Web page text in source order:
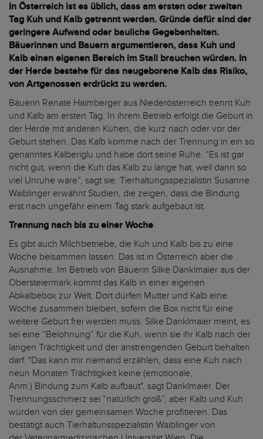
In Österreich ist es üblich, dass am ersten oder zweiten
Tag Kuh und Kalb getrennt werden. Gründe dafür sind der
geringere Aufwand oder bauliche Gegebenheiten.
Bäuerinnen und Bauern argumentieren, dass Kuh und
Kalb einen eigenen Bereich im Stall brauchen würden. In
der Herde bestehe für das neugeborene Kalb das Risiko,
von Artgenossen erdrückt zu werden.
Bäuerin Renate Haimberger aus Niederösterreich trennt Kuh
und Kalb am ersten Tag. In ihrem Betrieb erfolgt die Geburt in
der Herde mit anderen Kühen, die kurz nach oder vor der
Geburt stehen. Das Kalb komme nach der Trennung in ein so
genanntes Kälberiglu und habe dort seine Ruhe. “Es ist gar
nicht gut, wenn die Kuh das Kalb zu lange hat, weil dann so
viel Unruhe wäre”, sagt sie. Tierhaltungsspezialistin Susanne
Waiblinger erwähnt Studien, die zeigen, dass die Bindung
erst nach ungefähr einem Tag stark aufgebaut ist.
Trennung nach bis zu einer Woche
Es gibt auch Milchbetriebe, die Kuh und Kalb bis zu eine
Woche beisammen lassen. Das ist in Österreich aber die
Ausnahme. Im Betrieb von Bäuerin Silke Danklmaier aus der
Obersteiermark kommt das Kalb in einer eigenen
Abkalbebox zur Welt. Dort dürfen Mutter und Kalb eine
Woche zusammen bleiben, sofern die Box nicht für eine
weitere Geburt frei werden muss. Silke Danklmaier meint, es
sei eine “Belohnung” für die Kuh, wenn sie ihr Kalb nach der
langen Trächtigkeit und der anstrengenden Geburt behalten
darf. "Das kann mir niemand erzählen, dass eine Kuh nach
neun Monaten Trächtigkeit keine (emotionale,
Anm.) Bindung zum Kalb aufbaut", sagt Danklmaier. Der
Trennungsschmerz sei “natürlich groß”, aber Kalb und Kuh
würden von der gemeinsamen Woche profitieren. Das
bestätigt auch Tierhaltunsspezialistin Waiblinger von